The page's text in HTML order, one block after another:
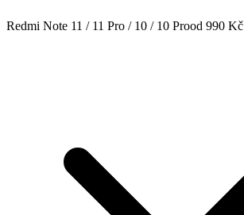
Redmi Note 11 / 11 Pro / 10 / 10 Prood 990 Kč